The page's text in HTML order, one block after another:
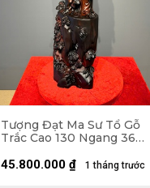
Tượng Đạt Ma Sư Tổ Gỗ
Trắc Cao 130 Ngang 36
1 tháng trước
45.800.000 ₫